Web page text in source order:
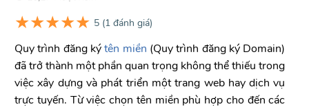
★★★★★ 5 (1 đánh giá)
Quy trình đăng kýtên miền (Quy trình đăng ký Domain)
đã trở thành một phần quan trọng không thể thiếu trong
việc xây dựng và phát triển một trang web hay dịch vụ
trực tuyến. Từ việc chọn tên miền phù hợp cho đến các